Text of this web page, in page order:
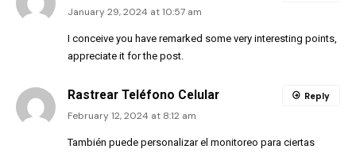
January 29, 2024 at 10:57 am
I conceive you have remarked some very interesting points,
appreciate it for the post.
Rastrear Teléfono Celular
February 12, 2024 at 8:12 am
También puede personalizar el monitoreo para ciertas
Reply